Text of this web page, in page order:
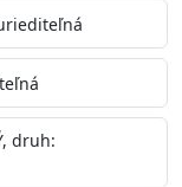
druh: